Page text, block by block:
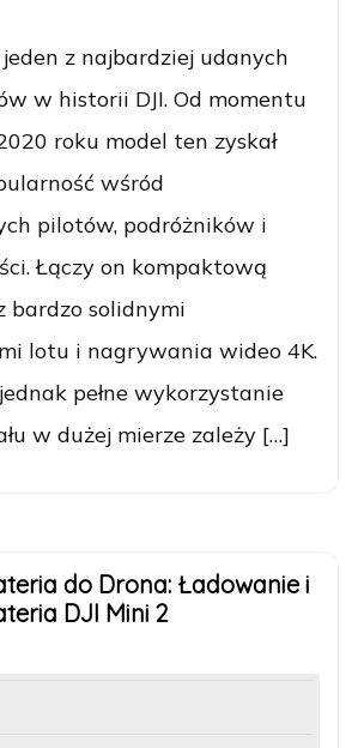
z najbardziej udanych
w historii DJI. Od momentu
roku model ten zyskał
wśród
pilotów, podróżników i
Łączy on kompaktową
bardzo solidnymi
lotu i nagrywania wideo 4K.
pełne wykorzystanie
w dużej mierze zależy […]
do Drona: Ładowanie i
DJI Mini 2